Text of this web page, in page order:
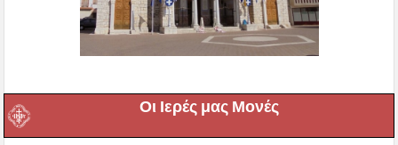
Οι Ιερές μας Μονές